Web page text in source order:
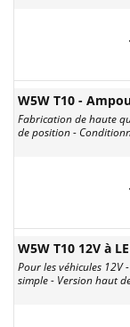
W5W T10 -
Fabrication de haute
de position -
W5W T10 12V à
Pour les véhicules
simple - Version haut